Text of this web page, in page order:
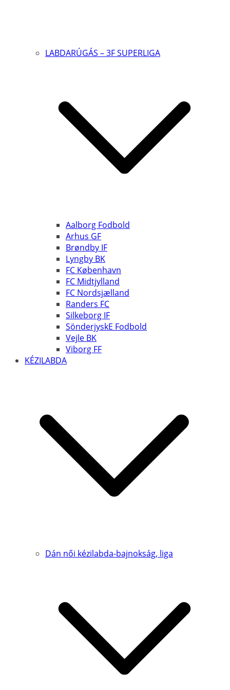
LABDARÚGÁS – 3F SUPERLIGA
Aalborg Fodbold
Arhus GF
Brøndby IF
Lyngby BK
FC København
FC Midtjylland
FC Nordsjælland
Randers FC
Silkeborg IF
SönderjyskE Fodbold
Vejle BK
Viborg FF
KÉZILABDA
Dán női kézilabda-bajnokság, liga